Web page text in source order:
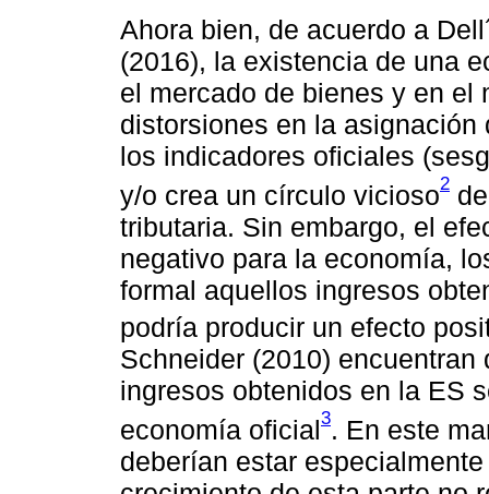
Ahora bien, de acuerdo a
(2016), la existencia de una
el mercado de bienes y en el
distorsiones en la
los indicadores oficiales
y/o crea un círculo vicioso2
tributaria. Sin embargo, el
negativo para la economía,
formal aquellos ingresos
podría producir un efecto
Schneider (2010)
ingresos obtenidos en la ES
economía oficial3. En este
deberían estar